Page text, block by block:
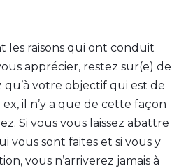
les raisons qui ont conduit
apprécier, restez sur(e) de
qu’à votre objectif qui est de
il n’y a que de cette façon
Si vous vous laissez abattre
vous sont faites et si vous y
vous n’arriverez jamais à